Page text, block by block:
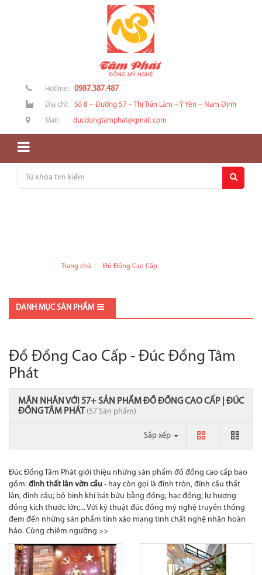
Hotline: 0987.387.487
Địa chỉ: Số 8 – Đường 57 – Thị Trấn Lâm – Ý Yên – Nam Định
Mail: ducdongtamphat@gmail.com
Trang chủ Đồ Đồng Cao Cấp
DANH MỤC SẢN PHẨM
Đồ Đồng Cao Cấp - Đúc Đồng Tâm
Phát
MÃN NHÃN VỚI 57+ SẢN PHẨM ĐỒ ĐỒNG CAO CẤP | ĐÚC
ĐỒNG TÂM PHÁT (57 Sản phẩm)
Sắp xếp
Đúc Đồng Tâm Phát giới thiệu những sản phẩm đồ đồng cao cấp bao
gồm: đỉnh thất lân vờn cầu - hay còn gọi là đỉnh tròn, đỉnh cầu thất
lân, đỉnh cầu; bộ binh khí bát bửu bằng đồng; hạc đồng; lư hương
đồng kích thước lớn;... Với kỹ thuật đúc đồng mỹ nghệ truyền thống
đem đến những sản phẩm tĩnh xảo mang tinh chất nghệ nhân hoàn
hảo. Cùng chiêm ngưỡng >>